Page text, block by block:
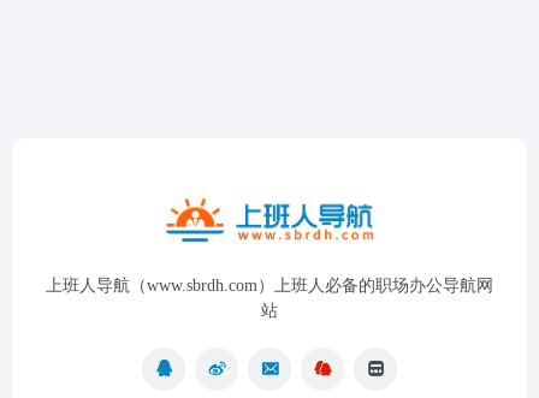
上班人导航（www.sbrdh.com）上班人必备的职场办公导航网
站